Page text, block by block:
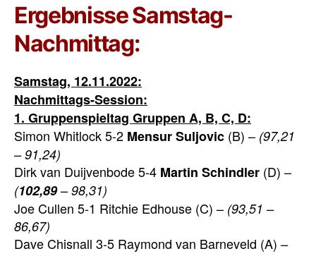
Ergebnisse Samstag-
Nachmittag:
Samstag, 12.11.2022:
Nachmittags-Session:
1. Gruppenspieltag Gruppen A, B, C, D:
Simon Whitlock 5-2 Mensur Suljovic (B) – (97,21
– 91,24)
Dirk van Duijvenbode 5-4 Martin Schindler (D) –
(102,89– 98,31)
Joe Cullen 5-1 Ritchie Edhouse (C) – (93,51 –
86,67)
Dave Chisnall 3-5 Raymond van Barneveld (A) –